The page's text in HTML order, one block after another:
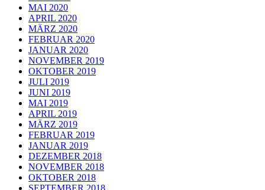
MAI 2020
APRIL 2020
MÄRZ 2020
FEBRUAR 2020
JANUAR 2020
NOVEMBER 2019
OKTOBER 2019
JULI 2019
JUNI 2019
MAI 2019
APRIL 2019
MÄRZ 2019
FEBRUAR 2019
JANUAR 2019
DEZEMBER 2018
NOVEMBER 2018
OKTOBER 2018
SEPTEMBER 2018